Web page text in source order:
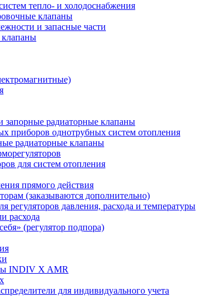
тепло- и холодоснабжения
клапаны
и запасные части
запорные радиаторные клапаны
приборов однотрубных систем отопления
радиаторные клапаны
для систем отопления
прямого действия
(заказываются дополнительно)
регуляторов давления, расхода и температуры
расхода
(регулятор подпора)
INDIV X AMR
для индивидуального учета